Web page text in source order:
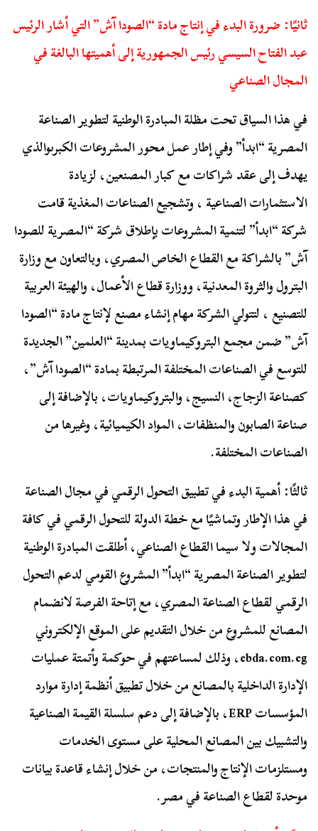
ثانيًا: ضرورة البدء في إنتاج مادة “الصودا آش” التي أشار الرئيس
عبد الفتاح السيسي رئيس الجمهورية إلى أهميتها البالغة في
المجال الصناعي
في هذا السياق تحت مظلة المبادرة الوطنية لتطوير الصناعة
المصرية “ابدأ” وفي إطار عمل محور المشروعات الكبرىوالذي
يهدف إلى عقد شراكات مع كبار المصنعين، لزيادة
الاستثمارات الصناعية ، وتشجيع الصناعات المغذية قامت
شركة “ابدأ” لتنمية المشروعات بإطلاق شركة “المصرية للصودا
آش” بالشراكة مع القطاع الخاص المصري، وبالتعاون مع وزارة
البترول والثروة المعدنية، ووزارة قطاع الأعمال، والهيئة العربية
للتصنيع ، لتتولي الشركة مهام إنشاء مصنع لإنتاج مادة “الصودا
آش” ضمن مجمع البتروكيماويات بمدينة “العلمين” الجديدة
للتوسع في الصناعات المختلفة المرتبطة بمادة “الصودا آش”،
كصناعة الزجاج، النسيج، والبتروكيماويات، بالإضافة إلى
صناعة الصابون والمنظفات، المواد الكيميائية، وغيرها من
الصناعات المختلفة.
ثالثًا: أهمية البدء في تطبيق التحول الرقمي في مجال الصناعة
في هذا الإطار وتماشيًا مع خطة الدولة للتحول الرقمي في كافة
المجالات ولا سيما القطاع الصناعي، أطلقت المبادرة الوطنية
لتطوير الصناعة المصرية “ابدأ” المشروع القومي لدعم التحول
الرقمي لقطاع الصناعة المصري، مع إتاحة الفرصة لانضمام
المصانع للمشروع من خلال التقديم على الموقع الإلكتروني
ebda.com.eg، وذلك لمساعتهم في حوكمة وأتمتة عمليات
الإدارة الداخلية بالمصانع من خلال تطبيق أنظمة إدارة موارد
المؤسسات ERP، بالإضافة إلى دعم سلسلة القيمة الصناعية
والتشبيك بين المصانع المحلية على مستوى الخدمات
ومستلزمات الإنتاج والمنتجات، من خلال إنشاء قاعدة بيانات
موحدة لقطاع الصناعة في مصر.